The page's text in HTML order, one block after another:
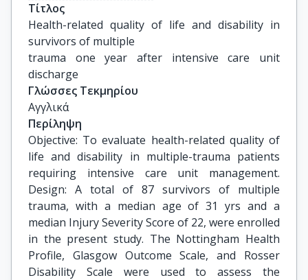
Τίτλος
Health-related quality of life and disability in
survivors of multiple
trauma one year after intensive care unit
discharge
Γλώσσες Τεκμηρίου
Αγγλικά
Περίληψη
Objective: To evaluate health-related quality of
life and disability in multiple-trauma patients
requiring intensive care unit management.
Design: A total of 87 survivors of multiple
trauma, with a median age of 31 yrs and a
median Injury Severity Score of 22, were enrolled
in the present study. The Nottingham Health
Profile, Glasgow Outcome Scale, and Rosser
Disability Scale were used to assess the